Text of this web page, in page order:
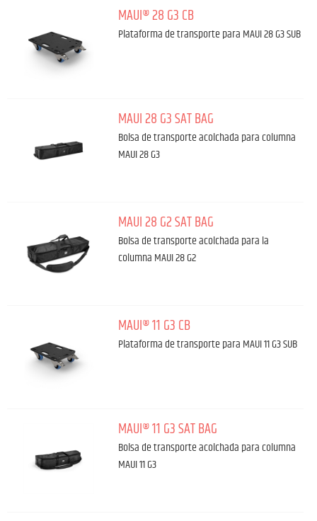
MAUI® 28 G3 CB
Plataforma de transporte para MAUI 28 G3 SUB
MAUI 28 G3 SAT BAG
Bolsa de transporte acolchada para columna
MAUI 28 G3
MAUI 28 G2 SAT BAG
Bolsa de transporte acolchada para la
columna MAUI 28 G2
MAUI® 11 G3 CB
Plataforma de transporte para MAUI 11 G3 SUB
MAUI® 11 G3 SAT BAG
Bolsa de transporte acolchada para columna
MAUI 11 G3